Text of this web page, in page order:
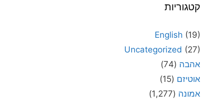
קטגוריות
English (19)
Uncategorized (27)
אהבה (74)
אוטיזם (15)
אמונה (1,277)